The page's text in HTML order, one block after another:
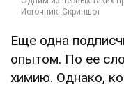
Еще одна
опытом. По ее
химию. Однако,